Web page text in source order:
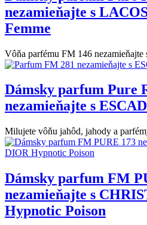
nezamieňajte s
Femme
Vôňa parfému FM 146
Dámsky parfum Pure
nezamieňajte s
Milujete vôňu jahôd, jahody a
Dámsky parfum FM
nezamieňajte s
Hypnotic Poison